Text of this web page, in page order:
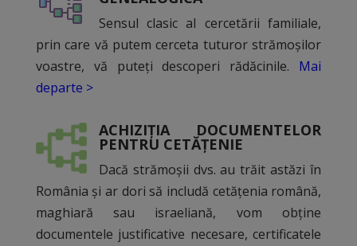
Sensul clasic al cercetării familiale,
prin care vă putem cerceta tuturor strămoșilor
voastre, vă puteți descoperi rădăcinile. Mai
departe >
ACHIZIȚIA DOCUMENTELOR
PENTRU CETĂȚENIE
Dacă strămoșii dvs. au trăit astăzi în
România și ar dori să includă cetățenia română,
maghiară sau israeliană, vom obține
documentele justificative necesare, certificatele